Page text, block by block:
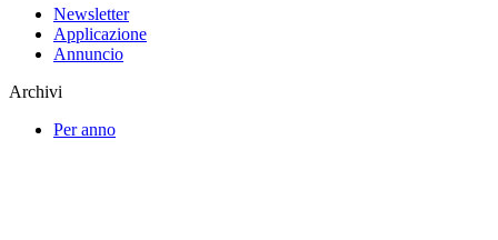
Newsletter
Applicazione
Annuncio
Archivi
Per anno